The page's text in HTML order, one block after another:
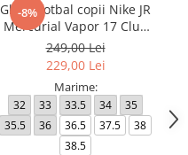
-8%
Ghete fotbal copii Nike JR
Mercurial Vapor 17 Club
FG/MG
249,00 Lei
229,00 Lei
Marime:
32 33 33.5 34
35
35.5
36 36.5 37.5
38
38.5